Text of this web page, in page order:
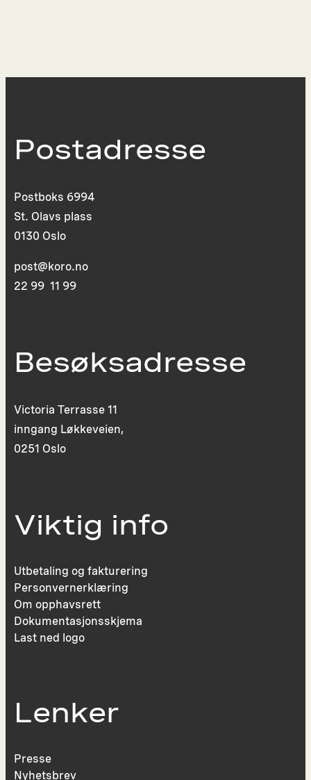
Postadresse
Postboks 6994
St. Olavs plass
0130 Oslo
post@koro.no
22 99 11 99
Besøksadresse
Victoria Terrasse 11
inngang Løkkeveien,
0251 Oslo
Viktig info
Utbetaling og fakturering
Personvernerklæring
Om opphavsrett
Dokumentasjonsskjema
Last ned logo
Lenker
Presse
Nyhetsbrev